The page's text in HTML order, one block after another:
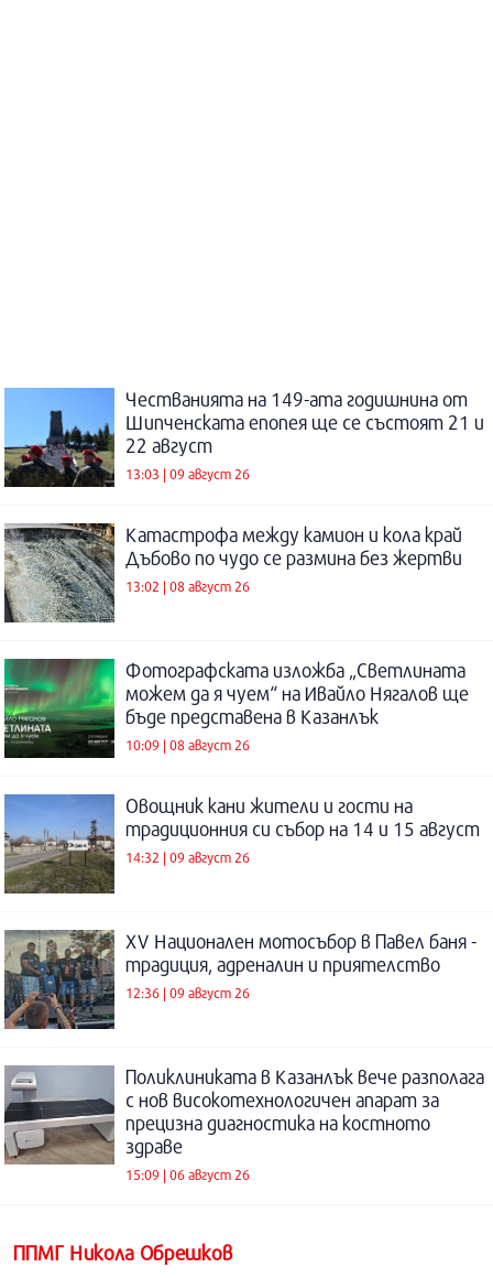
Честванията на 149-ата годишнина от
Шипченската епопея ще се състоят 21 и
22 август
13:03 | 09 август 26
Катастрофа между камион и кола край
Дъбово по чудо се размина без жертви
13:02 | 08 август 26
Фотографската изложба „Светлината
можем да я чуем“ на Ивайло Нягалов ще
бъде представена в Казанлък
10:09 | 08 август 26
Овощник кани жители и гости на
традиционния си събор на 14 и 15 август
14:32 | 09 август 26
XV Национален мотосъбор в Павел баня -
традиция, адреналин и приятелство
12:36 | 09 август 26
Поликлиниката в Казанлък вече разполага
с нов високотехнологичен апарат за
прецизна диагностика на костното
здраве
15:09 | 06 август 26
ППМГ Никола Обрешков